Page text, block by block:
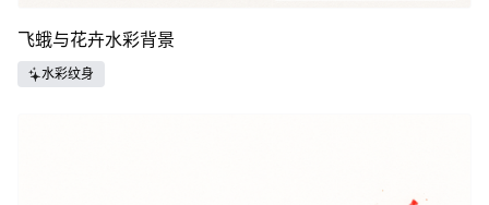
飞蛾与花卉水彩背景
水彩纹身